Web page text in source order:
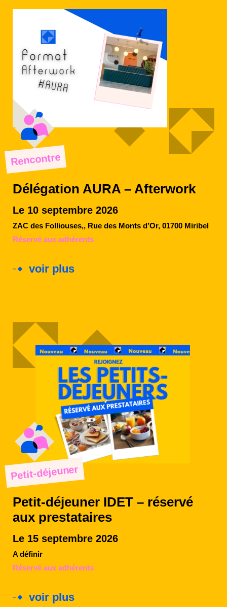
Rencontre
Délégation AURA – Afterwork
Le 10 septembre 2026
ZAC des Folliouses,, Rue des Monts d’Or, 01700 Miribel
Réservé aux adhérents
voir plus
Petit-déjeuner
Petit-déjeuner IDET – réservé
aux prestataires
Le 15 septembre 2026
A définir
Réservé aux adhérents
voir plus